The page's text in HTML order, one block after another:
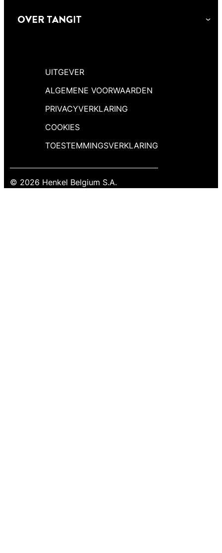
OVER TANGIT
UITGEVER
ALGEMENE VOORWAARDEN
PRIVACYVERKLARING
COOKIES
TOESTEMMINGSVERKLARING
© 2026 Henkel Belgium S.A.